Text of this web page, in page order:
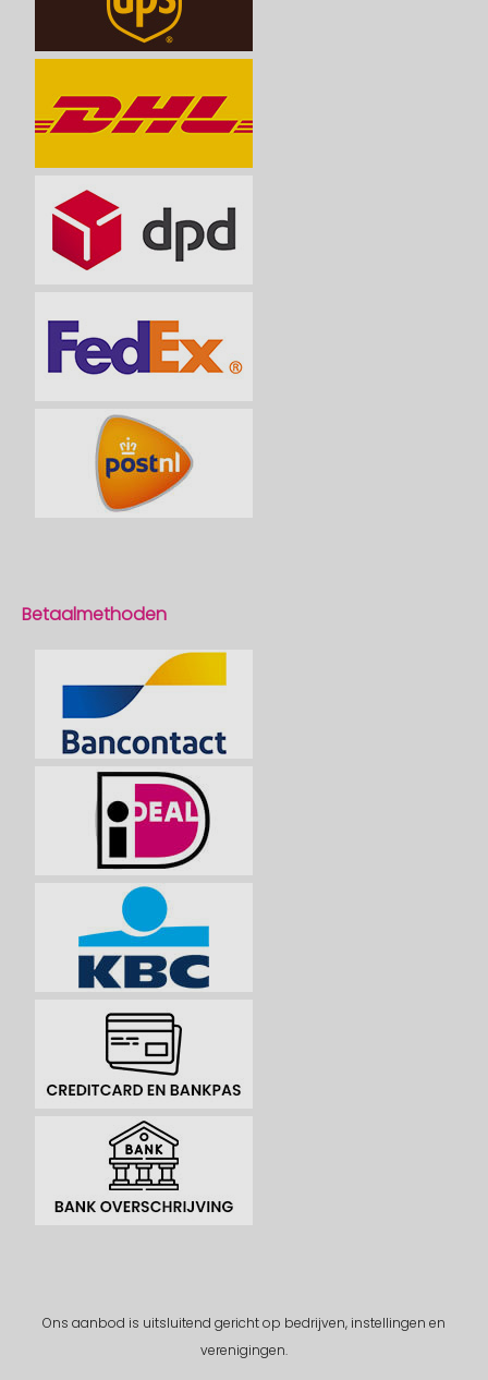
Betaalmethoden
Ons aanbod is uitsluitend gericht op bedrijven, instellingen en
verenigingen.